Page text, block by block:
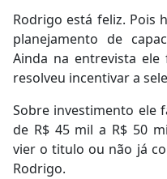
Rodrigo está feliz. Pois
planejamento de
Ainda na entrevista
resolveu incentivar a
Sobre investimento ele
de R$ 45 mil a R$ 50
vier o titulo ou não já
Rodrigo.